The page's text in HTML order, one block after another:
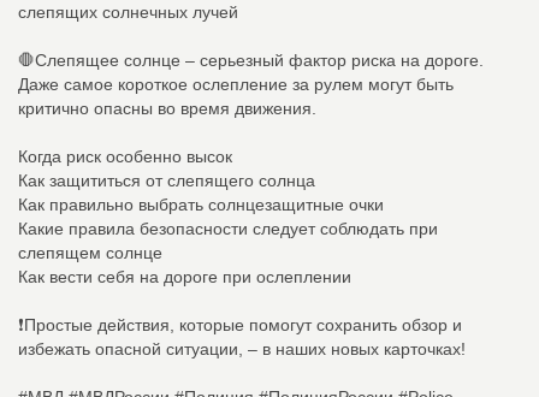
слепящих солнечных лучей
🛑Слепящее солнце – серьезный фактор риска на дороге.
Даже самое короткое ослепление за рулем могут быть
критично опасны во время движения.
Когда риск особенно высок
Как защититься от слепящего солнца
Как правильно выбрать солнцезащитные очки
Какие правила безопасности следует соблюдать при
слепящем солнце
Как вести себя на дороге при ослеплении
❗Простые действия, которые помогут сохранить обзор и
избежать опасной ситуации, – в наших новых карточках!